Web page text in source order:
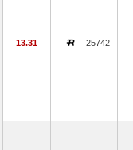
13.31 25742